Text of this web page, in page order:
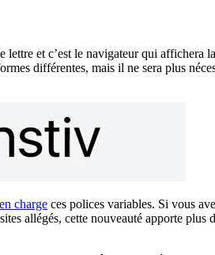
lettre et c’est le navigateur qui
différentes, mais il ne sera plus
charge ces polices variables. Si vous
allégés, cette nouveauté apporte plus